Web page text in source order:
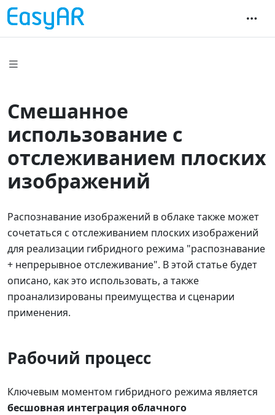
Смешанное
использование с
отслеживанием плоских
изображений
Распознавание изображений в облаке также может
сочетаться с отслеживанием плоских изображений
для реализации гибридного режима "распознавание
+ непрерывное отслеживание". В этой статье будет
описано, как это использовать, а также
проанализированы преимущества и сценарии
применения.
Рабочий процесс
Ключевым моментом гибридного режима является
бесшовная интеграция облачного